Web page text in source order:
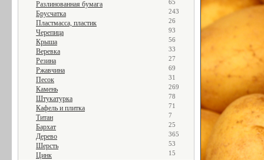
Разлинованная бумага 65
Брусчатка 243
Пластмасса, пластик 26
Черепица 93
Крыша 56
Веревка 33
Резина 27
Ржавчина 69
Песок 31
Камень 269
Штукатурка 78
Кафель и плитка 71
Титан 7
Бархат 25
Дерево 365
Шерсть 53
Цинк 15